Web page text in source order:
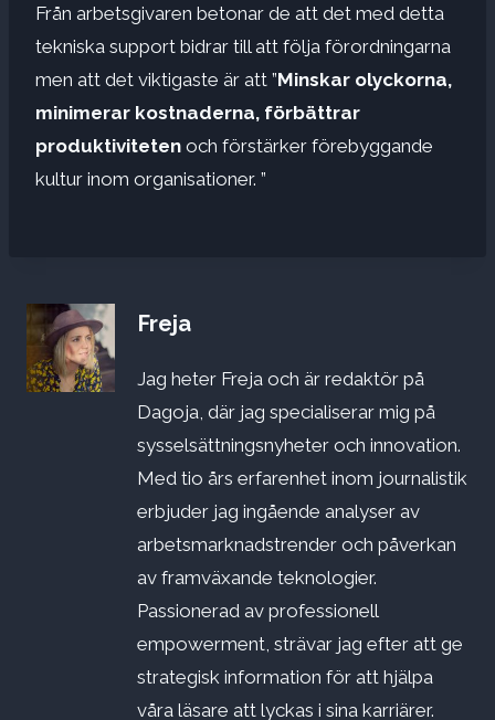
Från arbetsgivaren betonar de att det med detta
tekniska support bidrar till att följa förordningarna
men att det viktigaste är att ”Minskar olyckorna,
minimerar kostnaderna, förbättrar
produktiviteten och förstärker förebyggande
kultur inom organisationer. ”
Freja
Jag heter Freja och är redaktör på
Dagoja, där jag specialiserar mig på
sysselsättningsnyheter och innovation.
Med tio års erfarenhet inom journalistik
erbjuder jag ingående analyser av
arbetsmarknadstrender och påverkan
av framväxande teknologier.
Passionerad av professionell
empowerment, strävar jag efter att ge
strategisk information för att hjälpa
våra läsare att lyckas i sina karriärer.